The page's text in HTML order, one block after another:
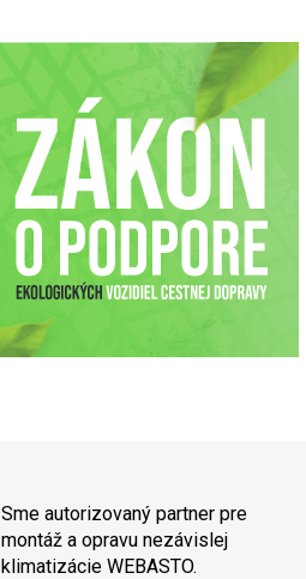
Sme autorizovaný partner pre
montáž a opravu nezávislej
klimatizácie WEBASTO.